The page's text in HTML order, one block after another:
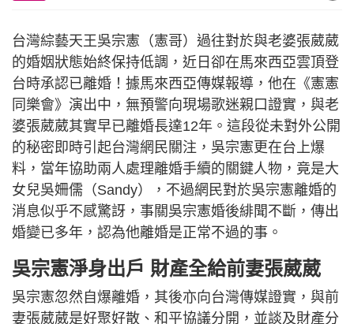
台灣綜藝天王吳宗憲（憲哥）過往對於與老婆張葳葳
的婚姻狀態始終保持低調，近日卻在馬來西亞雲頂登
台時承認已離婚！據馬來西亞傳媒報導，他在《憲憲
同樂會》演出中，無預警向現場歌迷親口證實，與老
婆張葳葳其實早已離婚長達12年。這段從未對外公開
的秘密即時引起台灣網民關注，吳宗憲更在台上爆
料，當年協助兩人處理離婚手續的關鍵人物，竟是大
女兒吳姍儒（Sandy），不過網民對於吳宗憲離婚的
消息似乎不感驚訝，事關吳宗憲婚後緋聞不斷，傳出
婚變已多年，認為他離婚是正常不過的事。
吳宗憲淨身出戶 財產全給前妻張葳葳
吳宗憲忽然自爆離婚，其後亦向台灣傳媒證實，與前
妻張葳葳是好聚好散、和平協議分開，並談及財產分